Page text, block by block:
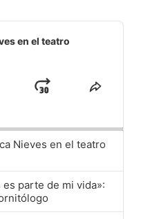
en el teatro
JumpShare
Nieves en el teatro
es parte de mi vida»: